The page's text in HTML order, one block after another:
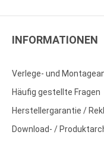
INFORMATIONEN
Verlege- und
Häufig gestellte Fragen
Herstellergarantie /
Download- /